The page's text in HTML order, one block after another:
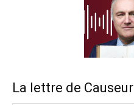
La lettre de Causeur